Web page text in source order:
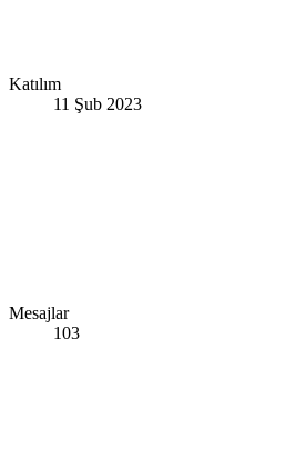
Katılım
11 Şub 2023
Mesajlar
103